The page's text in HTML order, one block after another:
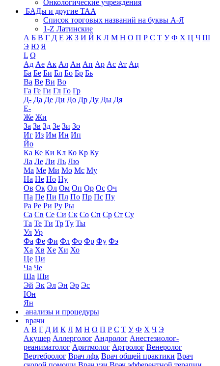
Онкологические учреждения
БАДы и другие ТАА
Список торговых названий на буквы А-Я
1-Z Латинские
А Б В Г Д Е Ж З И Й К Л М Н О П Р С Т У Ф Х Ц Ч Ш
Э Ю Я
L Q
Ад Ае Ак Ал Ан Ап Ар Ас Ат Ац
Ба Бе Би Бл Бо Бр Бь
Ва Ве Ви Во
Га Ге Ги Гл Го Гр
Д- Да Де Ди До Др Ду Ды Дя
Е-
Же Жи
За Зв Зд Зе Зи Зо
Иг Из Им Ин Ип
Йо
Ка Ке Ки Кл Ко Кр Ку
Ла Ле Ли Ль Лю
Ма Ме Ми Мо Мс Му
На Не Но Ну
Ов Ок Ол Ом Оп Ор Ос Оч
Па Пе Пи Пл По Пр Пс Пу
Ра Ре Ри Ру Ры
Са Св Се Си Ск Со Сп Ср Ст Су
Та Те Ти Тр Ту Ты
Ул Ур
Фа Фе Фи Фл Фо Фр Фу Фэ
Ха Хв Хе Хи Хо
Це Ци
Ча Че
Ша Ши
Эй Эк Эл Эн Эр Эс
Юн
Ян
анализы и процедуры
врачи
А В Г Д И К Л М Н О П Р С Т У Ф Х Ч Э
Акушер Аллерголог Андролог Анестезиолог-
реаниматолог Аритмолог Артролог Венеролог
Вертебролог Врач лфк Врач общей практики Врач